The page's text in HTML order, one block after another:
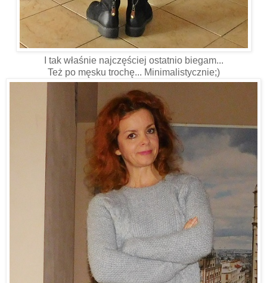
I tak właśnie najczęściej ostatnio biegam...
Też po męsku trochę... Minimalistycznie;)